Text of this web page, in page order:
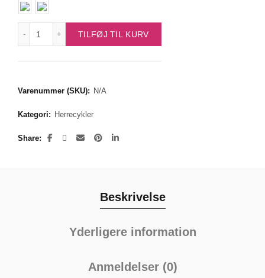
TILFØJ TIL KURV
Varenummer (SKU): N/A
Kategori: Herrecykler
Share
Beskrivelse
Yderligere information
Anmeldelser (0)